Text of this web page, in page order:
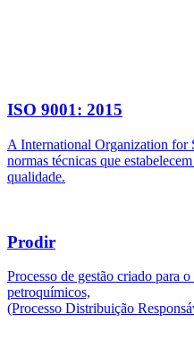
ISO 9001: 2015
A International Organization for
normas técnicas que
qualidade.
Prodir
Processo de gestão criado para
petroquímicos,
(Processo Distribuição